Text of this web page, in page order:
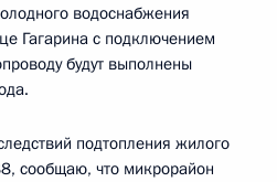
водоснабжения
Гагарина с подключением
будут выполнены
подтопления жилого
сообщаю, что микрорайон